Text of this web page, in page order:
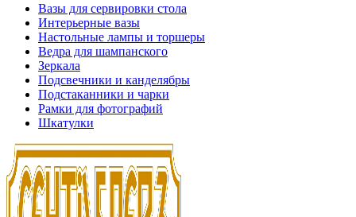
Вазы для сервировки стола
Интерьерные вазы
Настольные лампы и торшеры
Ведра для шампанского
Зеркала
Подсвечники и канделябры
Подстаканники и чарки
Рамки для фотографий
Шкатулки